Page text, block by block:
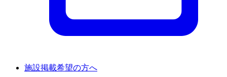
施設掲載希望の方へ